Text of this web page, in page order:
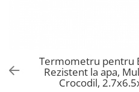
Motoburghie si accesorii
Accesorii motoburghie
Termometru pentru
Rezistent la apa,
Crocodil,